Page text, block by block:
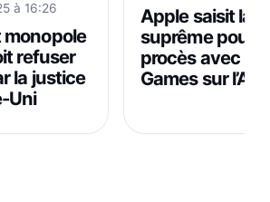
à 16:26
monopole
refuser
la justice
Uni
Apple saisit la
suprême pour
procès avec
Games sur